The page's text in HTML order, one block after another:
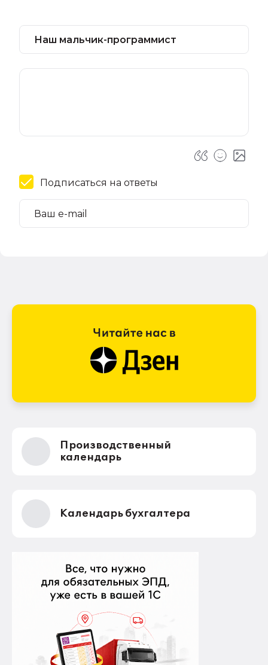
Подписаться на ответы
Производственный
календарь
Календарь бухгалтера